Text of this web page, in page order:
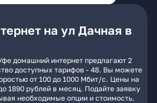
на ул Дачная в
домашний интернет предлагают 2
доступных тарифов - 48. Вы можете
от 100 до 1000 Мбит/с. Цены на
1890 рублей в месяц. Подайте заявку
необходимые опции и стоимость.